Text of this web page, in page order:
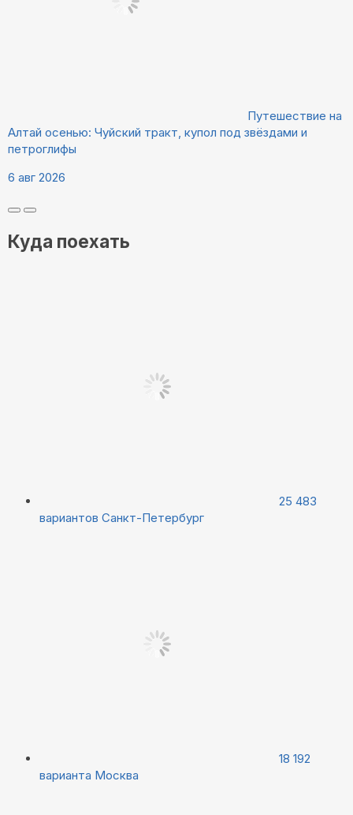
Путешествие на
Алтай осенью: Чуйский тракт, купол под звёздами и
петроглифы
6 авг 2026
Куда поехать
25 483
вариантов Санкт-Петербург
18 192
варианта Москва